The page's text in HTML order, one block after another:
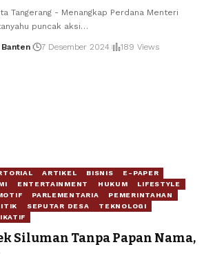
Tangerang - Menangkap Perdana Menteri
puncak aksi…
7 Desember 2024 189 Views
ARTIKEL BISNIS
E-PAPER
ENTERTAINMENT HUKUM
LIFESTYLE
PARLEMENTARIA
PEMERINTAHAN
SEPUTAR DESA
TEKNOLOGI
Siluman Tanpa Papan Nama,